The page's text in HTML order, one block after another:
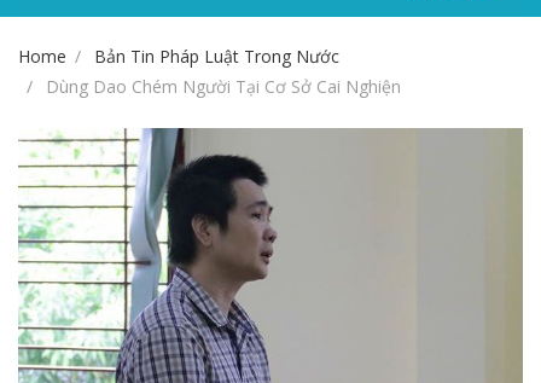
Home
Bản Tin Pháp Luật Trong Nước
Dùng Dao Chém Người Tại Cơ Sở Cai Nghiện